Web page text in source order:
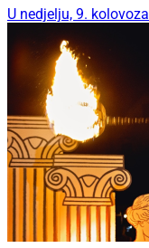
U nedjelju, 9. kolovoza